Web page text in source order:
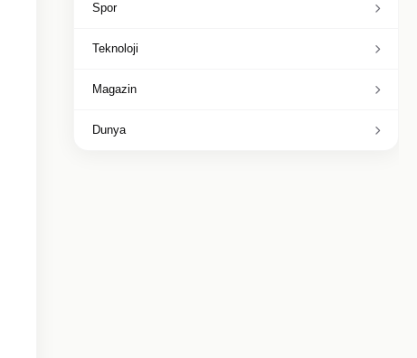
Spor
Teknoloji
Magazin
Dunya